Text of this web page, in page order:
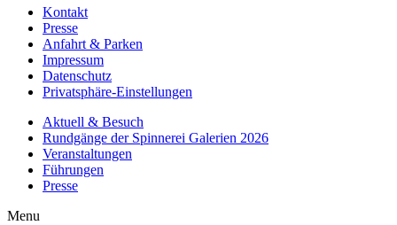
Kontakt
Presse
Anfahrt & Parken
Impressum
Datenschutz
Privatsphäre-Einstellungen
Aktuell & Besuch
Rundgänge der Spinnerei Galerien 2026
Veranstaltungen
Führungen
Presse
Menu